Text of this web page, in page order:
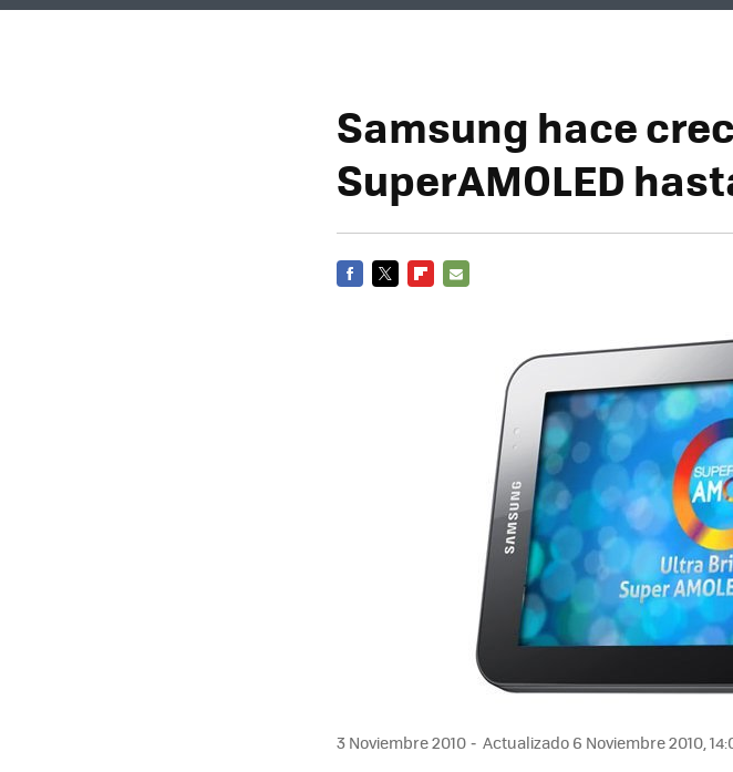
Samsung hace
SuperAMOLED
3 Noviembre 2010 Actualizado 6 Noviembre 2010,